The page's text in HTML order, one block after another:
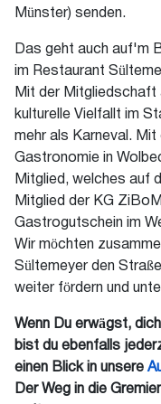
Münster) senden.
Das geht auch auf'm
im Restaurant
Mit der Mitgliedschaft
kulturelle Vielfallt im
mehr als Karneval.
Gastronomie in
Mitglied, welches auf
Mitglied der KG
Gastrogutschein im
Wir möchten
Sültemeyer den
weiter fördern und
Wenn Du erwägst,
bist du ebenfalls
einen Blick in unsere
Der Weg in die